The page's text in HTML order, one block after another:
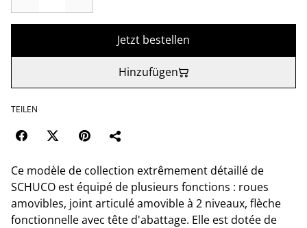
Jetzt bestellen
Hinzufügen
TEILEN
Ce modèle de collection extrêmement détaillé de
SCHUCO est équipé de plusieurs fonctions : roues
amovibles, joint articulé amovible à 2 niveaux, flèche
fonctionnelle avec tête d'abattage. Elle est dotée de